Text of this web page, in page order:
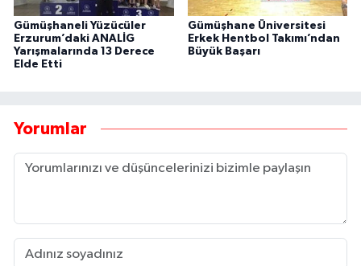
Gümüşhaneli Yüzücüler
Erzurum’daki ANALİG
Yarışmalarında 13 Derece
Elde Etti
Gümüşhane Üniversitesi
Erkek Hentbol Takımı’ndan
Büyük Başarı
Yorumlar